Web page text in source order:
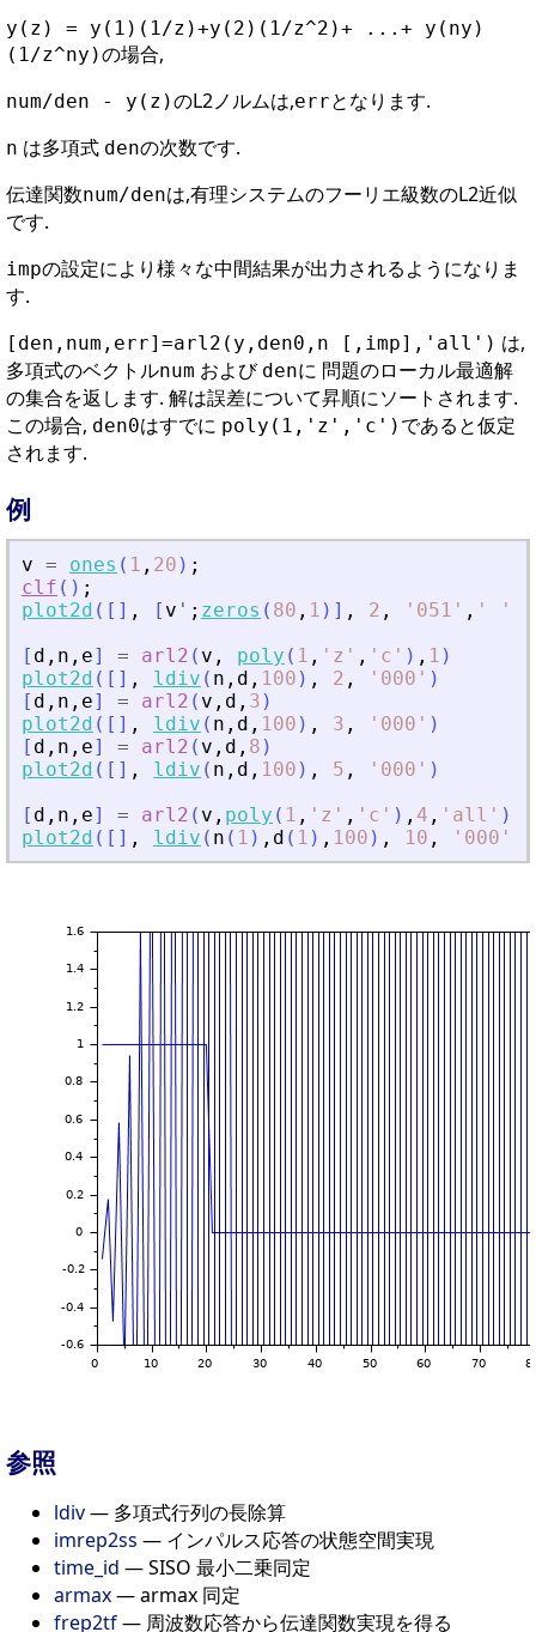
y(z) = y(1)(1/z)+y(2)(1/z^2)+ ...+ y(ny)
(1/z^ny)の場合,
num/den - y(z)のL2ノルムは,errとなります.
n は多項式 denの次数です.
伝達関数num/denは,有理システムのフーリエ級数のL2近似
です.
impの設定により様々な中間結果が出力されるようになりま
す.
[den,num,err]=arl2(y,den0,n [,imp],'all') は,
多項式のベクトルnum および denに 問題のローカル最適解
の集合を返します. 解は誤差について昇順にソートされます.
この場合, den0はすでに poly(1,'z','c') であると仮定
されます.
例
v = ones ( 1 , 20 ) ;
clf ( ) ;
plot2d ( [ ] , [ v ' ; zeros ( 80 , 1 ) ] , 2 , ' 051 ' , ' '
[ d , n , e] = arl2 ( v , poly ( 1 , ' z ' , ' c ' ) , 1 )
plot2d ( [ ] , ldiv ( n , d , 100 ) , 2 , ' 000 ' )
[ d , n , e] = arl2 ( v , d , 3 )
plot2d ( [ ] , ldiv ( n , d , 100 ) , 3 , ' 000 ' )
[ d , n , e] = arl2 ( v , d , 8 )
plot2d ( [ ] , ldiv ( n , d , 100 ) , 5 , ' 000 ' )
[ d , n , e] = arl2 ( v , poly ( 1 , ' z ' , ' c ' ) , 4 , ' all ' )
plot2d ( [ ] , ldiv ( n ( 1 ) , d ( 1 ) , 100 ) , 10 , ' 000 '
参照
ldiv— 多項式行列の長除算
imrep2ss — インパルス応答の状態空間実現
time_id — SISO 最小二乗同定
armax— armax 同定
frep2tf— 周波数応答から伝達関数実現を得る